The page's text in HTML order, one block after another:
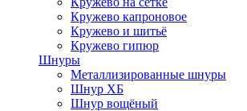
Кружево капроновое
Кружево и шитьё
Кружево гипюр
Шнуры
Металлизированные шнуры
Шнур ХБ
Шнур вощёный